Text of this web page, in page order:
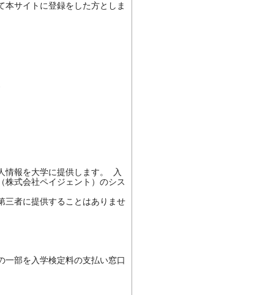
サイトに登録をした方としま
情報を大学に提供します。 入
株式会社ペイジェント）のシス
三者に提供することはありませ
一部を入学検定料の支払い窓口